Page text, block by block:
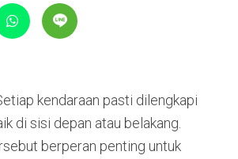
kendaraan pasti dilengkapi
di sisi depan atau belakang.
berperan penting untuk